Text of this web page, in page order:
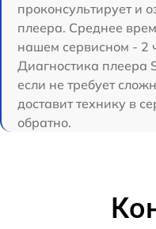
проконсультирует и
плеера. Среднее
нашем сервисном - 2
Диагностика плеера
если не требует
доставит технику в
обратно.